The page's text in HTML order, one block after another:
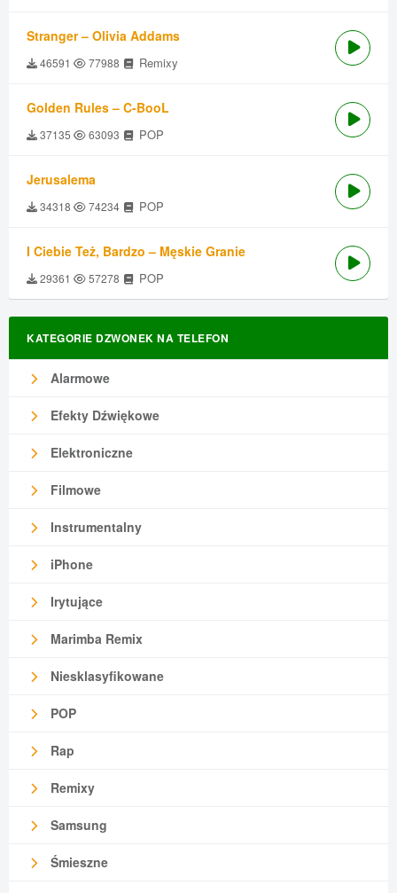
Stranger – Olivia Addams
46591 77988 Remixy
Golden Rules – C-BooL
37135 63093 POP
Jerusalema
34318 74234 POP
I Ciebie Też, Bardzo – Męskie Granie
29361 57278 POP
KATEGORIE DZWONEK NA TELEFON
Alarmowe
Efekty Dźwiękowe
Elektroniczne
Filmowe
Instrumentalny
iPhone
Irytujące
Marimba Remix
Niesklasyfikowane
POP
Rap
Remixy
Samsung
Śmieszne